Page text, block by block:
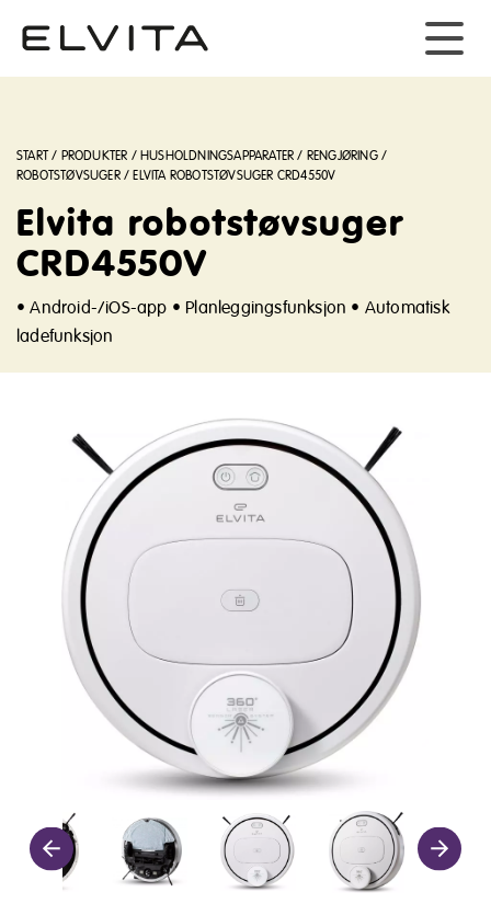
START/ PRODUKTER /HUSHOLDNINGSAPPARATER / RENGJØRING/
ROBOTSTØVSUGER/ELVITA ROBOTSTØVSUGER CRD4550V
Elvita robotstøvsuger
CRD4550V
• Android-/iOS-app • Planleggingsfunksjon • Automatisk
ladefunksjon